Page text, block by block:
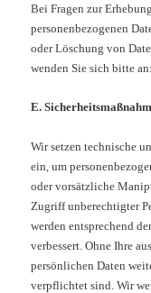
Bei Fragen zur
personenbezogenen
oder Löschung von
wenden Sie sich bitte
E.
Wir setzen technische
ein, um
oder vorsätzliche
Zugriff unberechtigter
werden entsprechend
verbessert. Ohne Ihre
persönlichen Daten
verpflichtet sind. Wir